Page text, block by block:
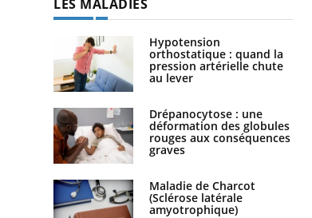
LES MALADIES
Hypotension
orthostatique : quand la
pression artérielle chute
au lever
Drépanocytose : une
déformation des globules
rouges aux conséquences
graves
Maladie de Charcot
(Sclérose latérale
amyotrophique)